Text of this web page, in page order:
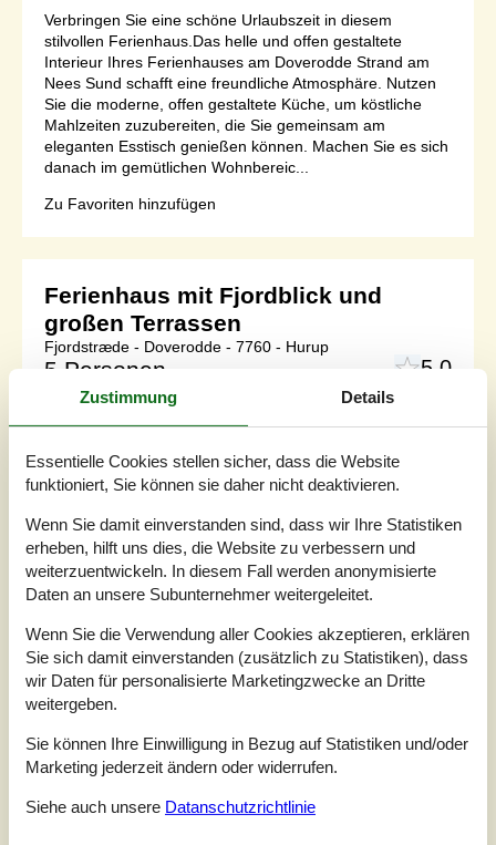
Verbringen Sie eine schöne Urlaubszeit in diesem
stilvollen Ferienhaus.Das helle und offen gestaltete
Interieur Ihres Ferienhauses am Doverodde Strand am
Nees Sund schafft eine freundliche Atmosphäre. Nutzen
Sie die moderne, offen gestaltete Küche, um köstliche
Mahlzeiten zuzubereiten, die Sie gemeinsam am
eleganten Esstisch genießen können. Machen Sie es sich
danach im gemütlichen Wohnbereic...
Zu Favoriten hinzufügen
Ferienhaus mit Fjordblick und
großen Terrassen
Fjordstræde - Doverodde - 7760 - Hurup
5 Personen 5,0
Ab EUR 686,-
Inkl. Endreinigung und Versicherung
Schlafzimmer
Zustimmung Details
Essentielle Cookies stellen sicher, dass die Website
funktioniert, Sie können sie daher nicht deaktivieren.
Wenn Sie damit einverstanden sind, dass wir Ihre Statistiken
erheben, hilft uns dies, die Website zu verbessern und
weiterzuentwickeln. In diesem Fall werden anonymisierte
Daten an unsere Subunternehmer weitergeleitet.
Wenn Sie die Verwendung aller Cookies akzeptieren, erklären
Sie sich damit einverstanden (zusätzlich zu Statistiken), dass
wir Daten für personalisierte Marketingzwecke an Dritte
weitergeben.
Sie können Ihre Einwilligung in Bezug auf Statistiken und/oder
Marketing jederzeit ändern oder widerrufen.
Siehe auch unsere Datanschutzrichtlinie